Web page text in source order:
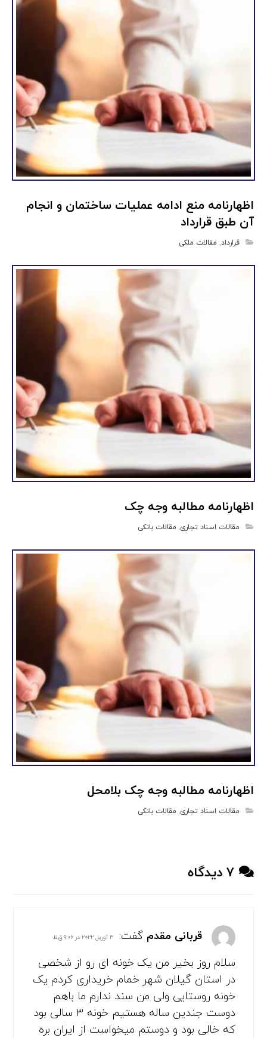
اظهارنامه منع ادامه عملیات ساختمان و انجام
آن طبق قرارداد
قرارداد, مقالات ملکی
اظهارنامه مطالبه وجه چک
مقالات اسناد تجاری, مقالات بانکی
اظهارنامه مطالبه وجه چک بلامحل
مقالات اسناد تجاری, مقالات بانکی
۷ دیدگاه
قربانی مقدم گفت: ۳ آوریل ۲۰۲۲ در ۹:۰۶ ق.ظ
سلام روز بخیر من یک خونه ای رو از شخصی
در استان گیلان شهر خمام خریداری کردم یک
خونه روستایی ولی من سند ندارم ما باهم
دوست جندین ساله هستیم خونه ۳ سالی بود
که خالی بود و دوستم میخواست از ایران بره